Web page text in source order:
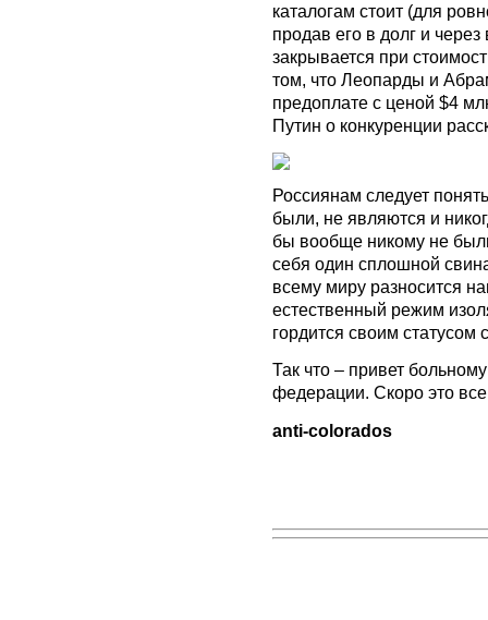
каталогам стоит (для
продав его в долг и
закрывается при
том, что Леопарды и
предоплате с ценой $4
Путин о конкуренции
Россиянам следует
были, не являются и
бы вообще никому не
себя один сплошной
всему миру разносится
естественный режим
гордится своим статусом
Так что – привет
федерации. Скоро это
anti-colorados